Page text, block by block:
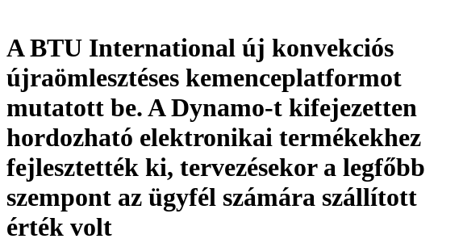
A BTU International új konvekciós
újraömlesztéses kemenceplatformot
mutatott be. A Dynamo-t kifejezetten
hordozható elektronikai termékekhez
fejlesztették ki, tervezésekor a legfőbb
szempont az ügyfél számára szállított
érték volt